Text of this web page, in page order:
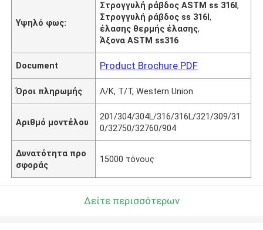
Υψηλό φως:
Στρογγυλή ράβδος ASTM ss 316l,
Στρογγυλή ράβδος ss 316l,
έλασης θερμής έλασης,
Άξονα ASTM ss316
Document Product Brochure PDF
Όροι πληρωμής Λ/Κ, Τ/Τ, Western Union
Αριθμό μοντέλου
201/304/304L/316/316L/321/309/31
0/32750/32760/904
Δυνατότητα προ
σφοράς
15000 τόνους
Δείτε περισσότερων